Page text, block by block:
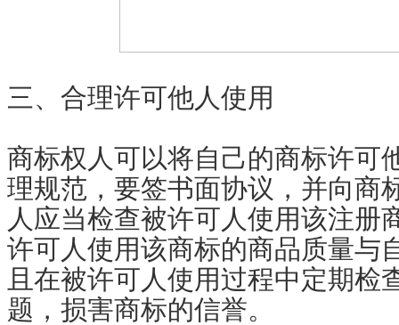
三、合理许可他人使用
商标权人可以将自己的商标许可
理规范，要签书面协议，并向商
人应当检查被许可人使用该注册
许可人使用该商标的商品质量与
且在被许可人使用过程中定期检
题，损害商标的信誉。